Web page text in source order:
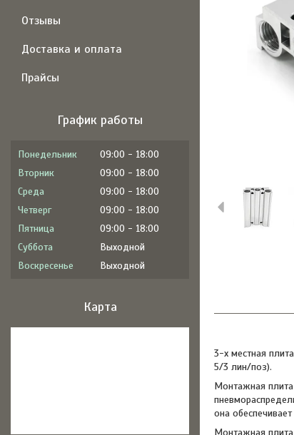
3-х местная
5/3 лин/поз).
Монтажная плита
она
Монтажная плита
Отзывы
Доставка и оплата
Прайсы
График работы
Понедельник 09:00
18:00
Вторник
09:00
18:00
Среда
09:00
18:00
Четверг
09:00
18:00
Пятница
09:00
18:00
Суббота
Выходной
Воскресенье
Выходной
Карта